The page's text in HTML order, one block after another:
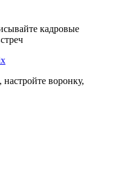
кадровые
воронку,